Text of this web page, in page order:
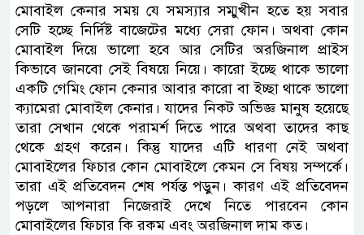
মোবাইল কেনার সময় যে সমস্যার সম্মুখীন হতে হয় সবার
সেটি হচ্ছে নির্দিষ্ট বাজেটের মধ্যে সেরা ফোন। অথবা কোন
মোবাইল দিয়ে ভালো হবে আর সেটির অরজিনাল প্রাইস
কিভাবে জানবো সেই বিষয়ে নিয়ে। কারো ইচ্ছে থাকে ভালো
একটি গেমিং ফোন কেনার আবার কারো বা ইচ্ছা থাকে ভালো
ক্যামেরা মোবাইল কেনার। যাদের নিকট অভিজ্ঞ মানুষ হয়েছে
তারা সেখান থেকে পরামর্শ দিতে পারে অথবা তাদের কাছ
থেকে গ্রহণ করেন। কিন্তু যাদের এটি ধারণা নেই অথবা
মোবাইলের ফিচার কোন মোবাইলে কেমন সে বিষয় সম্পর্কে।
তারা এই প্রতিবেদন শেষ পর্যন্ত পড়ুন। কারণ এই প্রতিবেদন
পড়লে আপনারা নিজেরাই দেখে নিতে পারবেন কোন
মোবাইলের ফিচার কি রকম এবং অরজিনাল দাম কত।